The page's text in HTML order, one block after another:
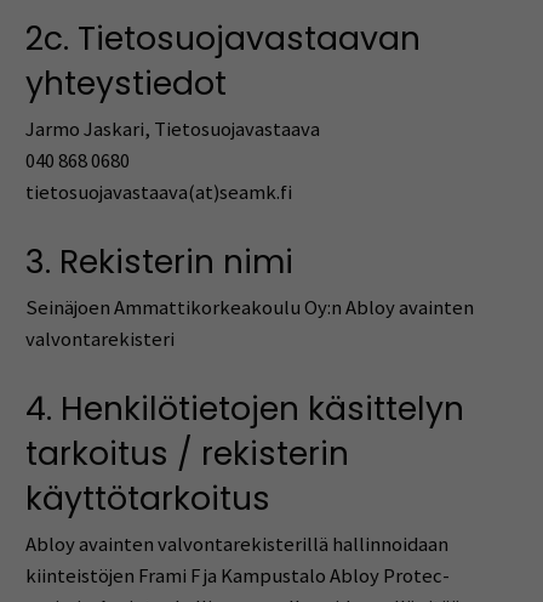
2c. Tietosuojavastaavan
yhteystiedot
Jarmo Jaskari, Tietosuojavastaava
040 868 0680
tietosuojavastaava(at)seamk.fi
3. Rekisterin nimi
Seinäjoen Ammattikorkeakoulu Oy:n Abloy avainten
valvontarekisteri
4. Henkilötietojen käsittelyn
tarkoitus / rekisterin
käyttötarkoitus
Abloy avainten valvontarekisterillä hallinnoidaan
kiinteistöjen Frami F ja Kampustalo Abloy Protec-